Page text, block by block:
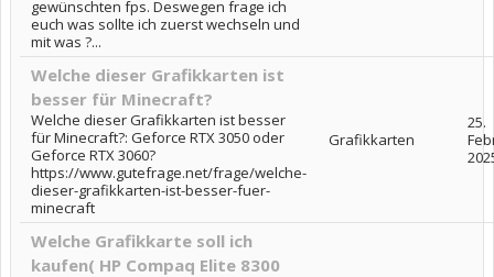
gewünschten fps. Deswegen frage ich
euch was sollte ich zuerst wechseln und
mit was ?...
Welche dieser Grafikkarten ist
besser für Minecraft?
Welche dieser Grafikkarten ist besser
für Minecraft?: Geforce RTX 3050 oder
Geforce RTX 3060?
https://www.gutefrage.net/frage/welche-
dieser-grafikkarten-ist-besser-fuer-
minecraft
Grafikkarten
25.
Welche Grafikkarte soll ich
kaufen( HP Compaq Elite 8300